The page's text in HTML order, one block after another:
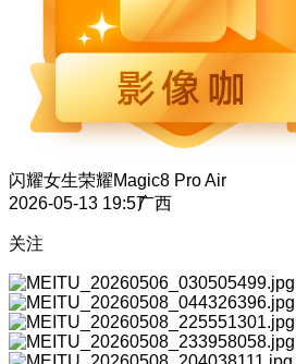
闪耀女生荣耀Magic8 Pro Air
2026-05-13 19:57广西
关注